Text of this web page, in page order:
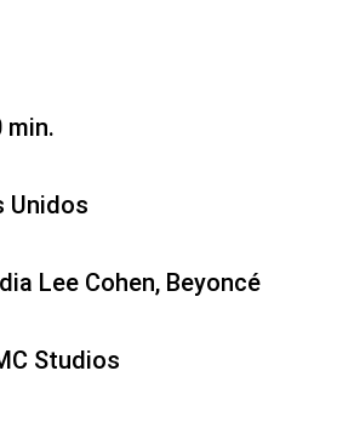
min.
Unidos
Lee Cohen, Beyoncé
Studios